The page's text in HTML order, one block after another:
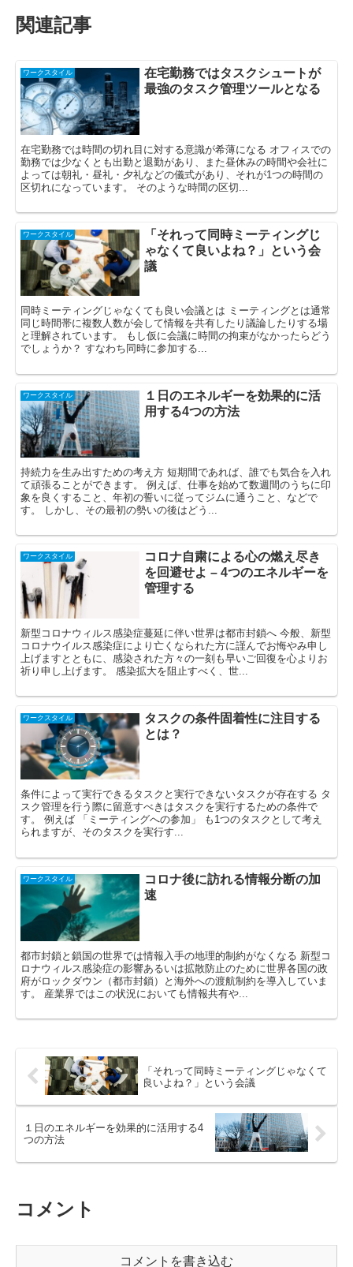
関連記事
ワークスタイル
在宅勤務ではタスクシュートが
最強のタスク管理ツールとなる
在宅勤務では時間の切れ目に対する意識が希薄になる オフィスでの
勤務では少なくとも出勤と退勤があり、また昼休みの時間や会社に
よっては朝礼・昼礼・夕礼などの儀式があり、それが1つの時間の
区切れになっています。 そのような時間の区切...
ワークスタイル
「それって同時ミーティングじ
ゃなくて良いよね？」という会
議
同時ミーティングじゃなくても良い会議とは ミーティングとは通常
同じ時間帯に複数人数が会して情報を共有したり議論したりする場
と理解されています。 もし仮に会議に時間の拘束がなかったらどう
でしょうか？ すなわち同時に参加する...
ワークスタイル
１日のエネルギーを効果的に活
用する4つの方法
持続力を生み出すための考え方 短期間であれば、誰でも気合を入れ
て頑張ることができます。 例えば、仕事を始めて数週間のうちに印
象を良くすること、年初の誓いに従ってジムに通うこと、などで
す。 しかし、その最初の勢いの後はどう...
ワークスタイル
コロナ自粛による心の燃え尽き
を回避せよ – 4つのエネルギーを
管理する
新型コロナウィルス感染症蔓延に伴い世界は都市封鎖へ 今般、新型
コロナウイルス感染症により亡くなられた方に謹んでお悔やみ申し
上げますとともに、感染された方々の一刻も早いご回復を心よりお
祈り申し上げます。 感染拡大を阻止すべく、世...
ワークスタイル
タスクの条件固着性に注目する
とは？
条件によって実行できるタスクと実行できないタスクが存在する タ
スク管理を行う際に留意すべきはタスクを実行するための条件で
す。 例えば 「ミーティングへの参加」 も1つのタスクとして考え
られますが、そのタスクを実行す...
ワークスタイル
コロナ後に訪れる情報分断の加
速
都市封鎖と鎖国の世界では情報入手の地理的制約がなくなる 新型コ
ロナウィルス感染症の影響あるいは拡散防止のために世界各国の政
府がロックダウン（都市封鎖）と海外への渡航制約を導入していま
す。 産業界ではこの状況においても情報共有や...
「それって同時ミーティングじゃなくて
良いよね？」という会議
１日のエネルギーを効果的に活用する4
つの方法
コメント
コメントを書き込む